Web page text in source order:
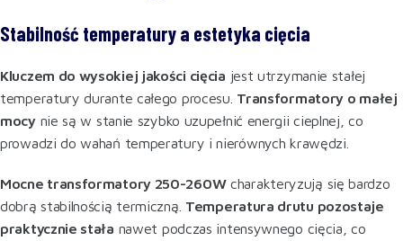
Stabilność temperatury a estetyka cięcia
Kluczem do wysokiej jakości cięcia jest utrzymanie stałej
temperatury durante całego procesu. Transformatory o małej
mocynie są w stanie szybko uzupełnić energii cieplnej, co
prowadzi do wahań temperatury i nierównych krawędzi.
Mocne transformatory 250-260Wcharakteryzują się bardzo
dobrą stabilnością termiczną. Temperatura drutu pozostaje
praktycznie stała nawet podczas intensywnego cięcia, co